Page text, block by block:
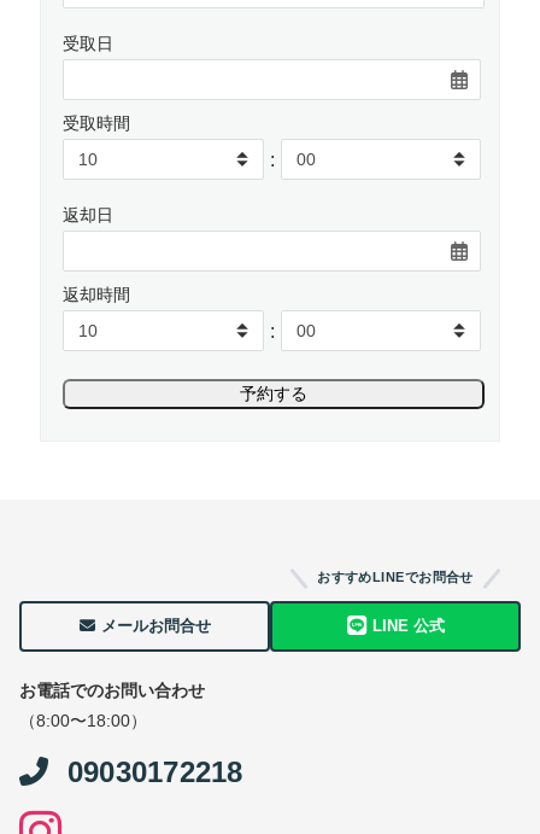
受取日
受取時間
:
返却日
返却時間
:
メールお問合せ
おすすめLINEでお問合せ
LINE 公式
お電話でのお問い合わせ
（8:00〜18:00）
09030172218